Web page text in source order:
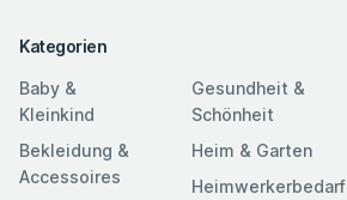
Kategorien
Baby &
Kleinkind
Bekleidung &
Accessoires
Gesundheit &
Schönheit
Heim & Garten
Heimwerkerbedarf